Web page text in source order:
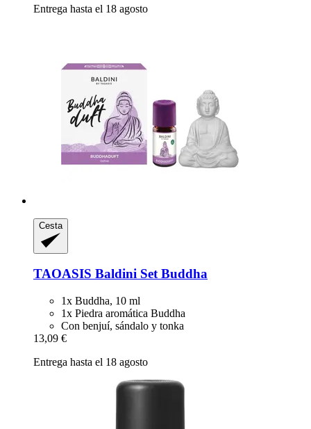
Entrega hasta el 18 agosto
Cesta
TAOASIS Baldini Set Buddha
1x Buddha, 10 ml
1x Piedra aromática Buddha
Con benjuí, sándalo y tonka
13,09 €
Entrega hasta el 18 agosto